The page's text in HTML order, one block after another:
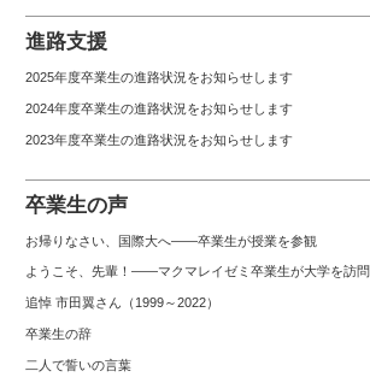
進路支援
2025年度卒業生の進路状況をお知らせします
2024年度卒業生の進路状況をお知らせします
2023年度卒業生の進路状況をお知らせします
卒業生の声
お帰りなさい、国際大へ――卒業生が授業を参観
ようこそ、先輩！――マクマレイゼミ卒業生が大学を訪問
追悼 市田翼さん（1999～2022）
卒業生の辞
二人で誓いの言葉